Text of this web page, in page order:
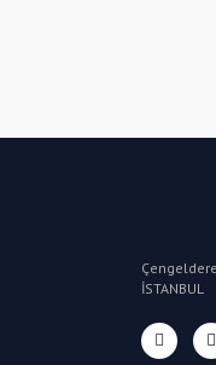
İSTANBUL